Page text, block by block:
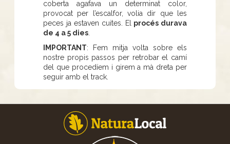
coberta agafava un determinat color,
provocat per l’escalfor, volia dir que les
peces ja estaven cuites. El procés durava
de 4 a 5 dies
IMPORTANT: Fem mitja volta sobre els
nostre propis passos per retrobar el camí
del que procedíem i girem a mà dreta per
seguir amb el track.